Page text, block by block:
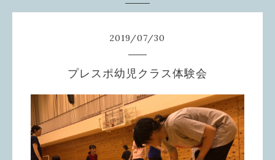
2019/07/30
プレスポ幼児クラス体験会